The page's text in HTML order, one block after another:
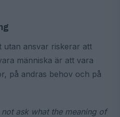
utan ansvar riskerar att
människa är att vara
på andras behov och på
ask what the meaning of